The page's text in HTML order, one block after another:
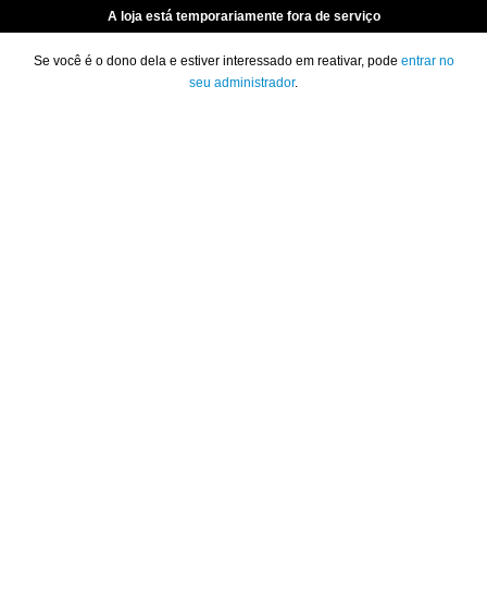
A loja está temporariamente fora de serviço
Se você é o dono dela e estiver interessado em reativar, pode entrar no
seu administrador.